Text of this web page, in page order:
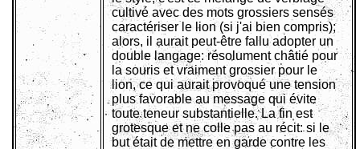
cultivé avec des mots grossiers sensés
caractériser le lion (si j'ai bien compris);
alors, il aurait peut-être fallu adopter un
double langage: résolument châtié pour
la souris et vraiment grossier pour le
lion, ce qui aurait provoqué une tension
plus favorable au message qui évite
toute teneur substantielle. La fin est
grotesque et ne colle pas au récit: si le
but était de mettre en garde contre les